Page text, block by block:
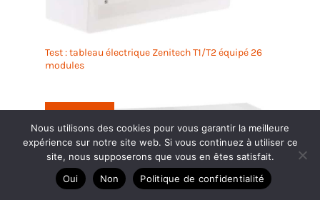
Test : tableau électrique Zenitech T1/T2 équipé 26
modules
22
2025
Nous utilisons des cookies pour vous garantir la meilleure
expérience sur notre site web. Si vous continuez à utiliser ce
site, nous supposerons que vous en êtes satisfait.
Oui
Non Politique de confidentialité